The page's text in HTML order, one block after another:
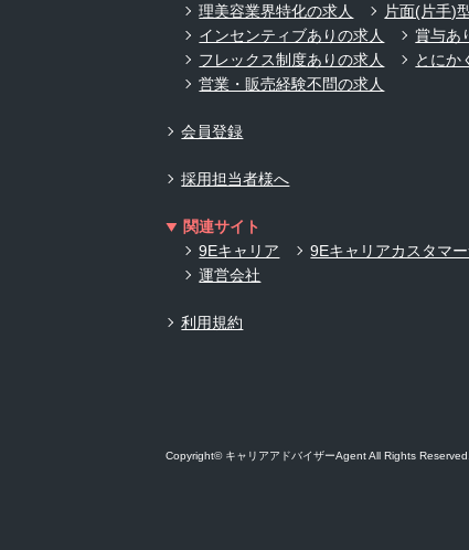
理美容業界特化の求人
片面(片手)
インセンティブありの求人
賞与あ
フレックス制度ありの求人
とにか
営業・販売経験不問の求人
会員登録
採用担当者様へ
関連サイト
9Eキャリア
9Eキャリアカスタマ
運営会社
利用規約
Copyright© キャリアアドバイザーAgent All Rights Reserved.